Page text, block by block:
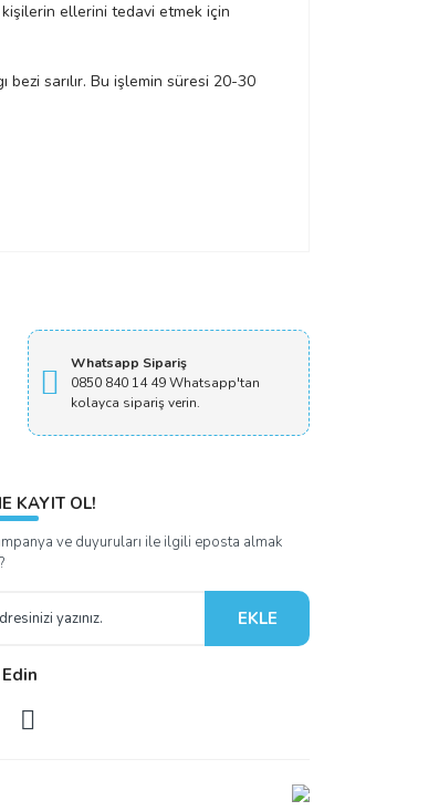
kişilerin ellerini tedavi etmek için
bezi sarılır. Bu işlemin süresi 20-30
Whatsapp Sipariş
0850 840 14 49 Whatsapp'tan
kolayca sipariş verin.
KAYIT OL!
ve duyuruları ile ilgili eposta almak
EKLE